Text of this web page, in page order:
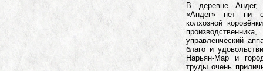
В деревне Андег,
«Андег» нет ни
колхозной
управленческий
благо и
Нарьян-Мар и
труды очень